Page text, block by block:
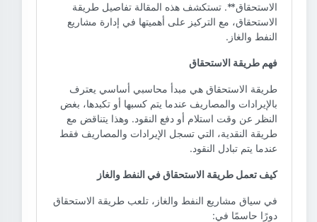
الاستحقاق**. تستكشف هذه المقالة تفاصيل طريقة
الاستحقاق، مع التركيز على أهميتها في إدارة مشاريع
النفط والغاز.
فهم طريقة الاستحقاق
طريقة الاستحقاق هي مبدأ محاسبي أساسي يعترف
بالإيرادات والمصاريف عندما يتم كسبها أو تكبدها، بغض
النظر عن وقت استلام أو دفع النقود. وهذا يتناقض مع
طريقة النقدية، التي تسجل الإيرادات والمصاريف فقط
عندما يتم تبادل النقود.
كيف تعمل طريقة الاستحقاق في النفط والغاز
في سياق مشاريع النفط والغاز، تلعب طريقة الاستحقاق
دورًا حاسمًا في: